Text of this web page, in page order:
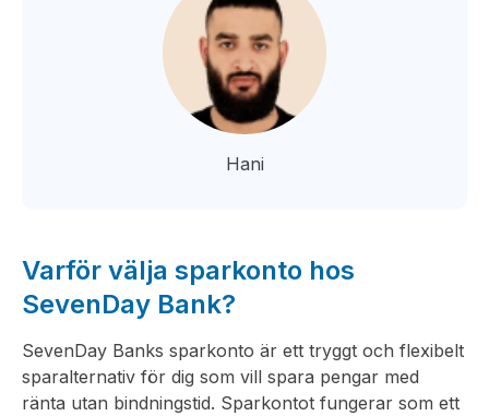
Hani
Varför välja sparkonto hos
SevenDay Bank?
SevenDay Banks sparkonto är ett tryggt och flexibelt
sparalternativ för dig som vill spara pengar med
ränta utan bindningstid. Sparkontot fungerar som ett